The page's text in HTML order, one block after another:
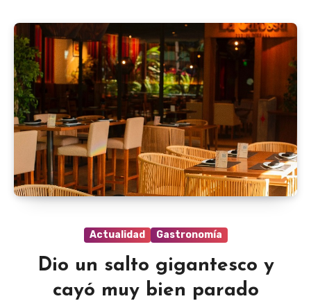
Actualidad Gastronomía
Dio un salto gigantesco y
cayó muy bien parado